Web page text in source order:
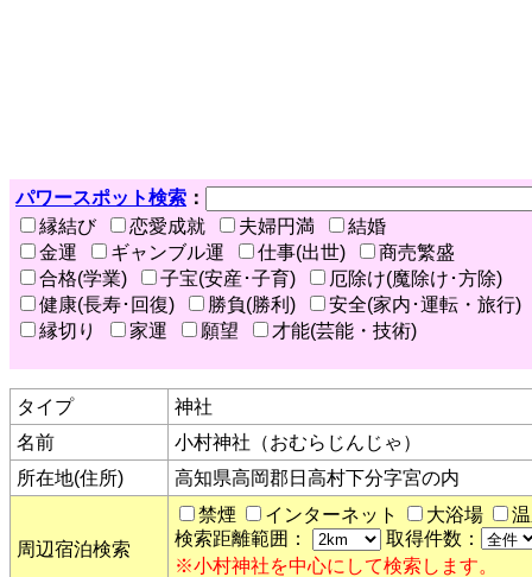
パワースポット検索 ：
縁結び
恋愛成就 夫婦円満
結婚
金運
ギャンブル運 仕事(出世)
商売繁盛
合格(学業)
子宝(安産･子育)
厄除け(魔除け･方除)
健康(長寿･回復)
勝負(勝利)
安全(家内･運転・旅行)
縁切り
家運 願望 才能(芸能・技術)
タイプ
神社
名前
小村神社（おむらじんじゃ）
所在地(住所)
高知県高岡郡日高村下分字宮の内
周辺宿泊検索
禁煙 インターネット 大浴場
検索距離範囲：
取得件数：
※小村神社を中心にして検索します。